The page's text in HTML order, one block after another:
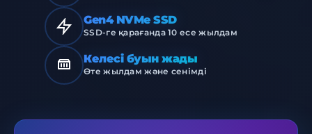
Gen4 NVMe SSD
SSD-ге қарағанда 10 есе жылдам
Келесі буын жады
Өте жылдам және сенімді